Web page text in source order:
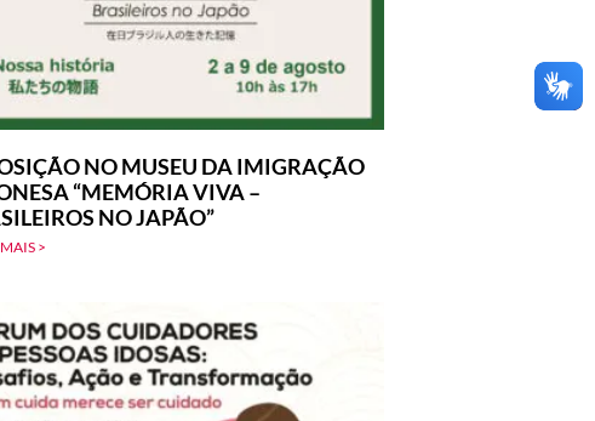
NO MUSEU DA IMIGRAÇÃO
“MEMÓRIA VIVA –
NO JAPÃO”
>